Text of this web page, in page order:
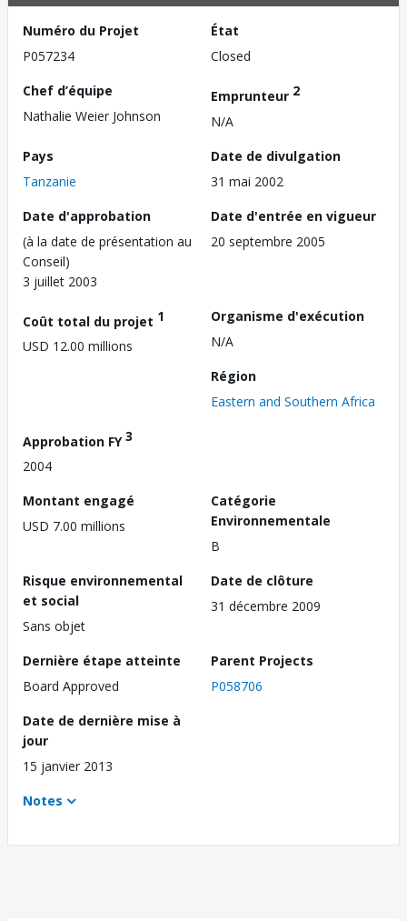
Numéro du Projet
P057234
État
Closed
Chef d’équipe
Nathalie Weier Johnson
Emprunteur 2
N/A
Pays
Tanzanie
Date de divulgation
31 mai 2002
Date d'approbation
(à la date de présentation au
Conseil)
3 juillet 2003
Date d'entrée en vigueur
20 septembre 2005
Coût total du projet 1
USD 12.00 millions
Organisme d'exécution
N/A
Région
Eastern and Southern Africa
Approbation FY3
2004
Montant engagé
USD 7.00 millions
Catégorie
Environnementale
B
Risque environnemental
et social
Sans objet
Date de clôture
31 décembre 2009
Dernière étape atteinte
Board Approved
Parent Projects
P058706
Date de dernière mise à
jour
15 janvier 2013
Notes